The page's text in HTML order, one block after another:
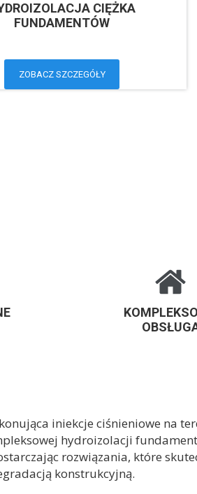
CIĘŻKA
FUNDAMENTÓW
ZOBACZ SZCZEGÓŁY
iniekcje ciśnieniowe na
hydroizolacji
rozwiązania, które
konstrukcyjną.